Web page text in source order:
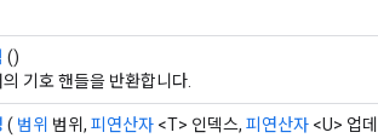
()
의 기호 핸들을 반환합니다.
( 범위 범위, 피연산자 <T> 인덱스, 피연산자 <U> 업